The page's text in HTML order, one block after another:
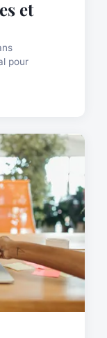
et
pour